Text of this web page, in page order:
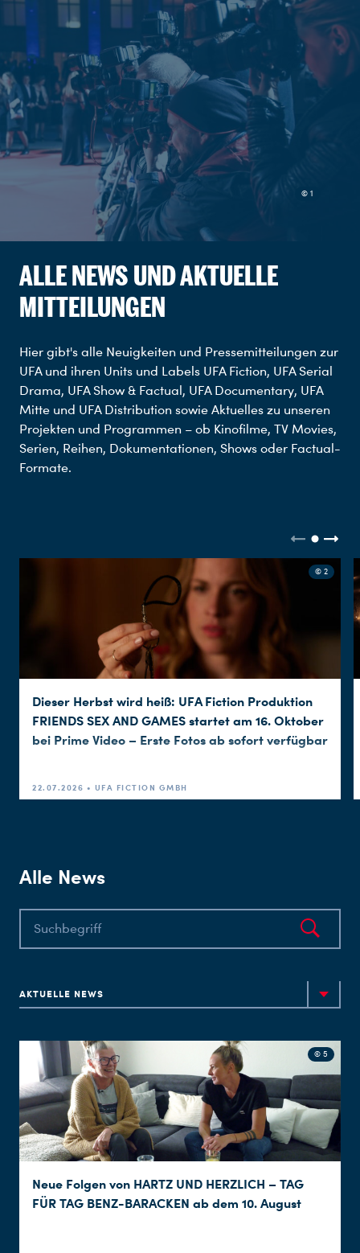
© 1
ALLE NEWS UND AKTUELLE
MITTEILUNGEN
Hier gibt's alle Neuigkeiten und Pressemitteilungen zur
UFA und ihren Units und Labels UFA Fiction, UFA Serial
Drama, UFA Show & Factual, UFA Documentary, UFA
Mitte und UFA Distribution sowie Aktuelles zu unseren
Projekten und Programmen – ob Kinofilme, TV Movies,
Serien, Reihen, Dokumentationen, Shows oder Factual-
Formate.
© 2
Dieser Herbst wird heiß: UFA Fiction Produktion
FRIENDS SEX AND GAMES startet am 16. Oktober
bei Prime Video – Erste Fotos ab sofort verfügbar
22.07.2026 • UFA FICTION GMBH
Alle News
AKTUELLE NEWS
© 5
Neue Folgen von HARTZ UND HERZLICH – TAG
FÜR TAG BENZ-BARACKEN ab dem 10. August